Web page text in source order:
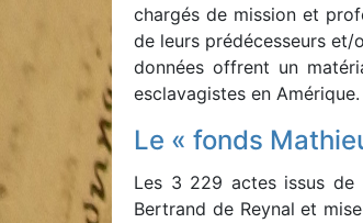
chargés de mission et
de leurs prédécesseurs et/
données offrent un
esclavagistes en Amérique.
Le « fonds
Les 3 229 actes issus
Bertrand de Reynal et